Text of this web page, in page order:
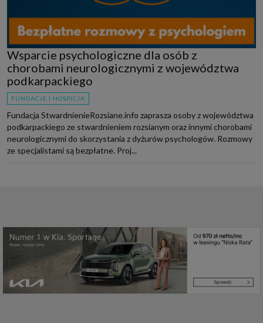
Wsparcie psychologiczne dla osób z
chorobami neurologicznymi z województwa
podkarpackiego
FUNDACJE I HOSPICJA
Fundacja StwardnienieRozsiane.info zaprasza osoby z województwa
podkarpackiego ze stwardnieniem rozsianym oraz innymi chorobami
neurologicznymi do skorzystania z dyżurów psychologów. Rozmowy
ze specjalistami są bezpłatne. Proj...